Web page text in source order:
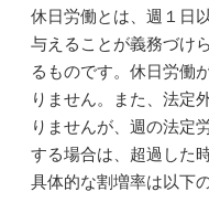
休日労働とは、週１日
与えることが義務づけ
るものです。休日労働
りません。また、法定
りませんが、週の法定
する場合は、超過した
具体的な割増率は以下